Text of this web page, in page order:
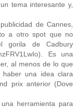
tema interesante y,
de Cannes,
a otro spot que no
gorila de Cadbury
Es una
al menos de lo que
una idea clara
prix anterior (Dove
herramienta para